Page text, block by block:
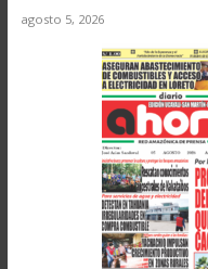
agosto 5, 2026